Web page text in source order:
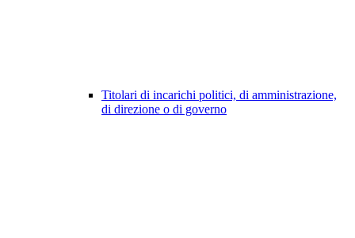
Titolari di incarichi politici, di amministrazione,
di direzione o di governo